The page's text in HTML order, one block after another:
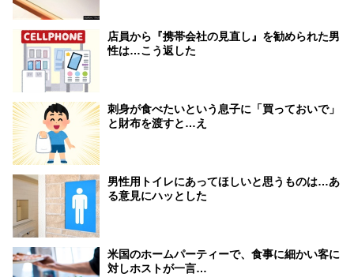
店員から『携帯会社の見直し』を勧められた男
性は…こう返した
刺身が食べたいという息子に「買っておいで」
と財布を渡すと…え
男性用トイレにあってほしいと思うものは…あ
る意見にハッとした
米国のホームパーティーで、食事に細かい客に
対しホストが一言…